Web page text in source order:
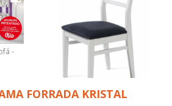
-
FORRADA KRISTAL